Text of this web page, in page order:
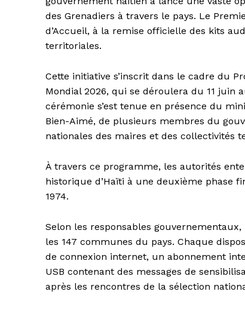
des Grenadiers à travers le pays. Le
d’Accueil, à la remise officielle des kits
territoriales.
Cette initiative s’inscrit dans le cadre du
Mondial 2026, qui se déroulera du 11 juin
cérémonie s’est tenue en présence du
Bien-Aimé, de plusieurs membres du
nationales des maires et des collectivités
À travers ce programme, les autorités
historique d’Haïti à une deuxième phase
1974.
Selon les responsables
les 147 communes du pays. Chaque
de connexion internet, un abonnement
USB contenant des messages de
après les rencontres de la sélection